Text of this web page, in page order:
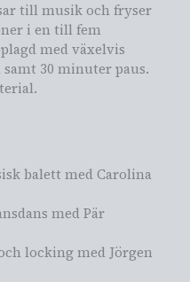
till musik och fryser
i en till fem
med växelvis
30 minuter paus.
balett med Carolina
med Pär
locking med Jörgen